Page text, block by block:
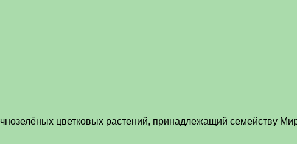
цветковых растений, принадлежащий семейству